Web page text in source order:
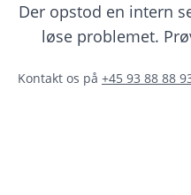
Der opstod en intern
løse problemet.
Kontakt os på +45 93 88 88